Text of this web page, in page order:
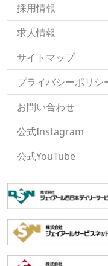
採用情報
求人情報
サイトマップ
プライバシーポリ
お問い合わせ
公式Instagram
公式YouTube